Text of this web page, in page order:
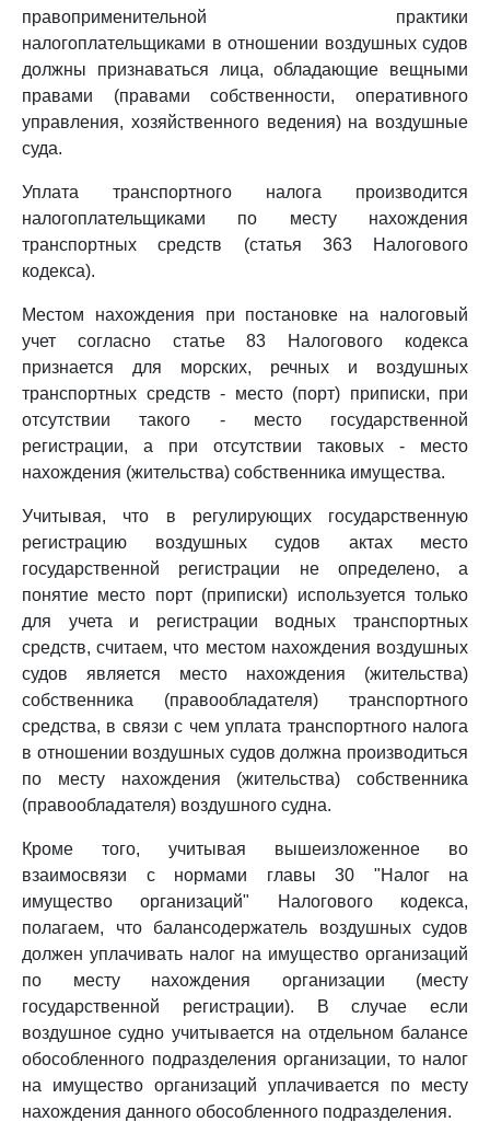
правоприменительной практики
налогоплательщиками в отношении воздушных судов
должны признаваться лица, обладающие вещными
правами (правами собственности, оперативного
управления, хозяйственного ведения) на воздушные
суда.
Уплата транспортного налога производится
налогоплательщиками по месту нахождения
транспортных средств (статья 363 Налогового
кодекса).
Местом нахождения при постановке на налоговый
учет согласно статье 83 Налогового кодекса
признается для морских, речных и воздушных
транспортных средств - место (порт) приписки, при
отсутствии такого - место государственной
регистрации, а при отсутствии таковых - место
нахождения (жительства) собственника имущества.
Учитывая, что в регулирующих государственную
регистрацию воздушных судов актах место
государственной регистрации не определено, а
понятие место порт (приписки) используется только
для учета и регистрации водных транспортных
средств, считаем, что местом нахождения воздушных
судов является место нахождения (жительства)
собственника (правообладателя) транспортного
средства, в связи с чем уплата транспортного налога
в отношении воздушных судов должна производиться
по месту нахождения (жительства) собственника
(правообладателя) воздушного судна.
Кроме того, учитывая вышеизложенное во
взаимосвязи с нормами главы 30 "Налог на
имущество организаций" Налогового кодекса,
полагаем, что балансодержатель воздушных судов
должен уплачивать налог на имущество организаций
по месту нахождения организации (месту
государственной регистрации). В случае если
воздушное судно учитывается на отдельном балансе
обособленного подразделения организации, то налог
на имущество организаций уплачивается по месту
нахождения данного обособленного подразделения.